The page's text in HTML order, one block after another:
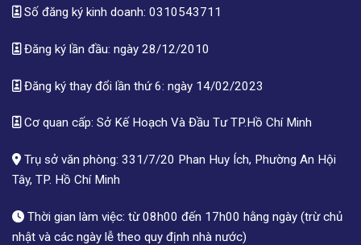
Số đăng ký kinh doanh: 0310543711
Đăng ký lần đầu: ngày 28/12/2010
Đăng ký thay đổi lần thứ 6: ngày 14/02/2023
Cơ quan cấp: Sở Kế Hoạch Và Đầu Tư TP.Hồ Chí Minh
Trụ sở văn phòng: 331/7/20 Phan Huy Ích, Phường An Hội
Tây, TP. Hồ Chí Minh
Thời gian làm việc: từ 08h00 đến 17h00 hằng ngày (trừ chủ
nhật và các ngày lễ theo quy định nhà nước)